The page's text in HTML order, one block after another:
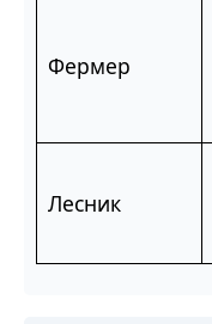
Фермер
Лесник